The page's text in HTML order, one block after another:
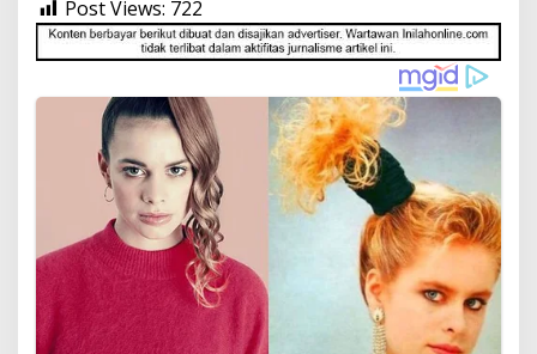
Post Views: 722